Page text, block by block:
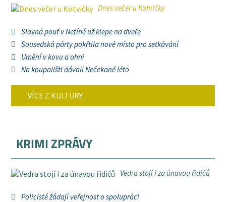
Dnes večer u Kotvičky
Slavná pouť v Netíně už klepe na dveře
Sousedská párty pokřtila nové místo pro setkávání
Umění v kovu a ohni
Na koupališti dávali Nečekané léto
VÍCE Z KULTURY
KRIMI ZPRÁVY
Vedra stojí i za únavou řidičů
Policisté žádají veřejnost o spolupráci